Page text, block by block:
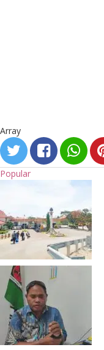
Array
Popular